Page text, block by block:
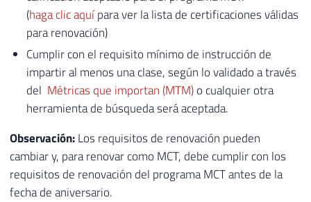
(haga clic aquípara ver la lista de certificaciones válidas
para renovación)
Cumplir con el requisito mínimo de instrucción de
impartir al menos una clase, según lo validado a través
del Métricas que importan (MTM)o cualquier otra
herramienta de búsqueda será aceptada.
Observación:Los requisitos de renovación pueden
cambiar y, para renovar como MCT, debe cumplir con los
requisitos de renovación del programa MCT antes de la
fecha de aniversario.